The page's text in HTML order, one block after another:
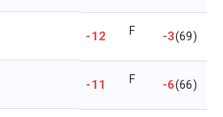
-12 F -3(69)
-11 F -6(66)